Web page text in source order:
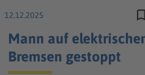
12.12.2025
Mann auf
Bremsen gestoppt